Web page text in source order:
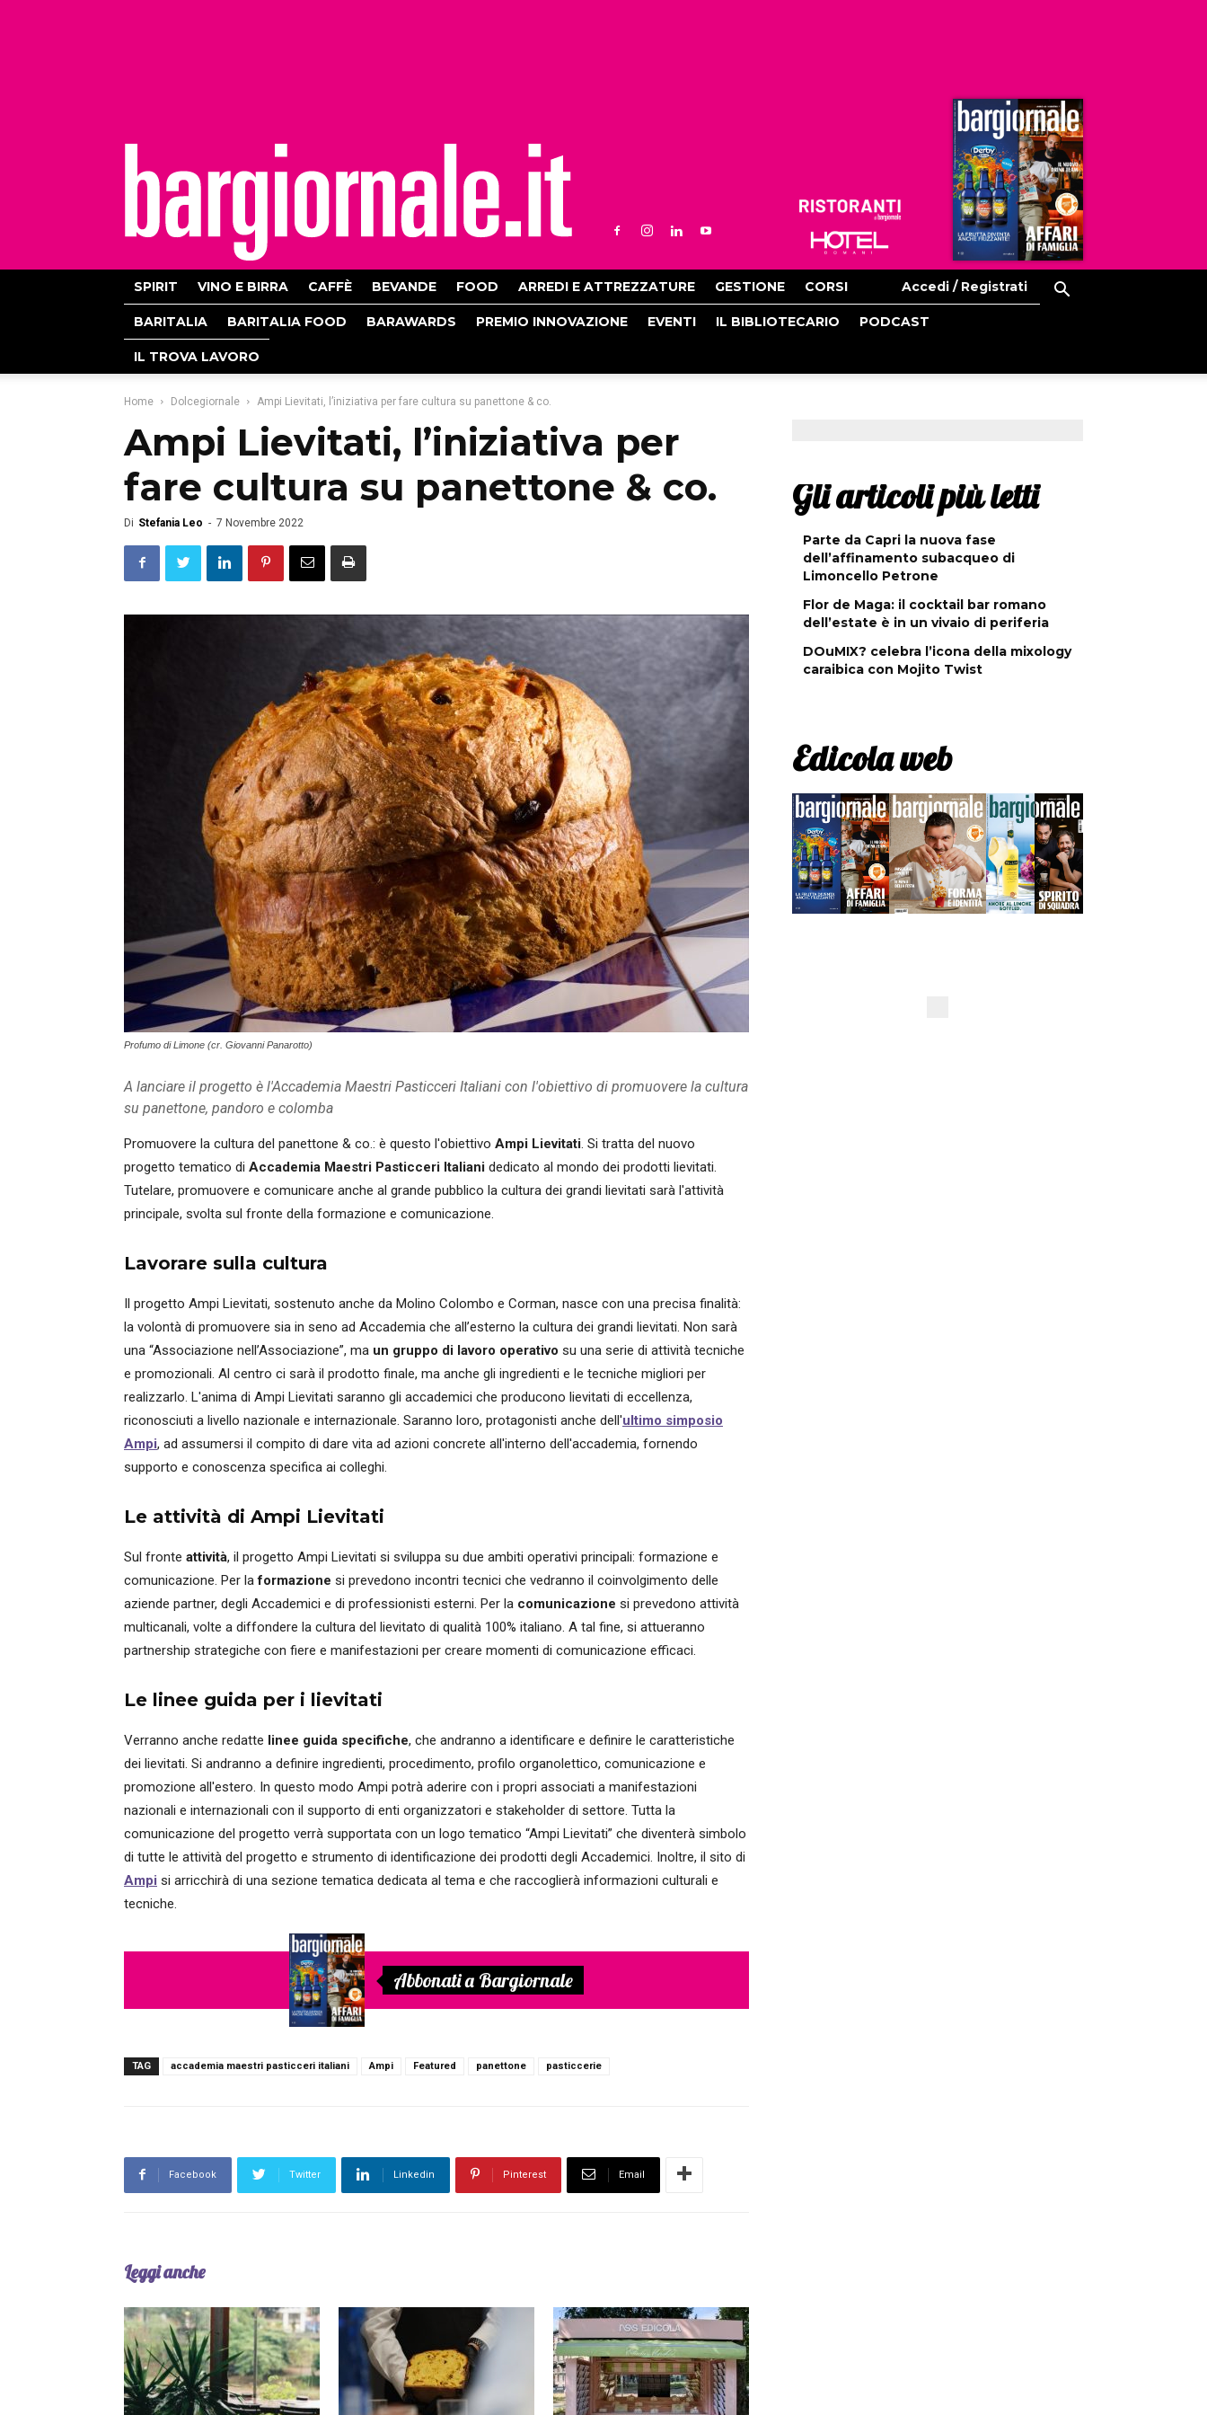
Ristoranti
Hoteldomani
SPIRIT VINO E BIRRA CAFFÈ BEVANDE FOOD ARREDI E ATTREZZATURE GESTIONE CORSI Accedi / Registrati
BARITALIA BARITALIA FOOD BARAWARDS PREMIO INNOVAZIONE EVENTI IL BIBLIOTECARIO PODCAST
IL TROVA LAVORO
Home Dolcegiornale Ampi Lievitati, l’iniziativa per fare cultura su panettone & co.
Ampi Lievitati, l’iniziativa per
fare cultura su panettone & co.
Di Stefania Leo - 7 Novembre 2022
Profumo di Limone (cr. Giovanni Panarotto)
A lanciare il progetto è l'Accademia Maestri Pasticceri Italiani con l'obiettivo di promuovere la cultura
su panettone, pandoro e colomba
Promuovere la cultura del panettone & co.: è questo l'obiettivo Ampi Lievitati. Si tratta del nuovo
progetto tematico di Accademia Maestri Pasticceri Italiani dedicato al mondo dei prodotti lievitati.
Tutelare, promuovere e comunicare anche al grande pubblico la cultura dei grandi lievitati sarà l'attività
principale, svolta sul fronte della formazione e comunicazione.
Lavorare sulla cultura
Il progetto Ampi Lievitati, sostenuto anche da Molino Colombo e Corman, nasce con una precisa finalità:
la volontà di promuovere sia in seno ad Accademia che all’esterno la cultura dei grandi lievitati. Non sarà
una “Associazione nell’Associazione”, ma un gruppo di lavoro operativo su una serie di attività tecniche
e promozionali. Al centro ci sarà il prodotto finale, ma anche gli ingredienti e le tecniche migliori per
realizzarlo. L'anima di Ampi Lievitati saranno gli accademici che producono lievitati di eccellenza,
riconosciuti a livello nazionale e internazionale. Saranno loro, protagonisti anche dell'ultimo simposio
Ampi, ad assumersi il compito di dare vita ad azioni concrete all'interno dell'accademia, fornendo
supporto e conoscenza specifica ai colleghi.
Le attività di Ampi Lievitati
Sul fronte attività, il progetto Ampi Lievitati si sviluppa su due ambiti operativi principali: formazione e
comunicazione. Per laformazione si prevedono incontri tecnici che vedranno il coinvolgimento delle
aziende partner, degli Accademici e di professionisti esterni. Per la comunicazione si prevedono attività
multicanali, volte a diffondere la cultura del lievitato di qualità 100% italiano. A tal fine, si attueranno
partnership strategiche con fiere e manifestazioni per creare momenti di comunicazione efficaci.
Le linee guida per i lievitati
Verranno anche redatte linee guida specifiche, che andranno a identificare e definire le caratteristiche
dei lievitati. Si andranno a definire ingredienti, procedimento, profilo organolettico, comunicazione e
promozione all'estero. In questo modo Ampi potrà aderire con i propri associati a manifestazioni
nazionali e internazionali con il supporto di enti organizzatori e stakeholder di settore. Tutta la
comunicazione del progetto verrà supportata con un logo tematico “Ampi Lievitati” che diventerà simbolo
di tutte le attività del progetto e strumento di identificazione dei prodotti degli Accademici. Inoltre, il sito di
Ampi si arricchirà di una sezione tematica dedicata al tema e che raccoglierà informazioni culturali e
tecniche.
Abbonati a Bargiornale
TAG accademia maestri pasticceri italiani Ampi Featured panettone pasticcerie
Facebook Twitter Linkedin Pinterest Email
Leggi anche
Gli articoli più letti
Parte da Capri la nuova fase
dell’affinamento subacqueo di
Limoncello Petrone
Flor de Maga: il cocktail bar romano
dell’estate è in un vivaio di periferia
DOuMIX? celebra l’icona della mixology
caraibica con Mojito Twist
Edicola web